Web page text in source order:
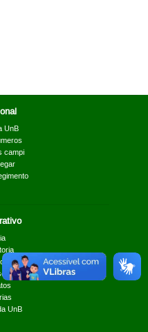
UnB
campi
Superiores
UnB